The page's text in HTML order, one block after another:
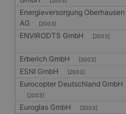
Energieversorgung Oberhausen
AG
[2003]
ENVIRODTS GmbH [2003]
Erberich GmbH [2003]
ESNI GmbH [2003]
Eurocopter Deutschland GmbH
[2003]
Euroglas GmbH [2003]